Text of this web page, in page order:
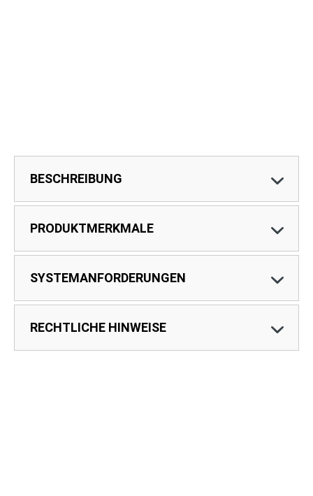
BESCHREIBUNG
PRODUKTMERKMALE
SYSTEMANFORDERUNGEN
RECHTLICHE HINWEISE